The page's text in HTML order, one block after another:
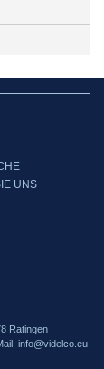
UNS
Ratingen
info@videlco.eu